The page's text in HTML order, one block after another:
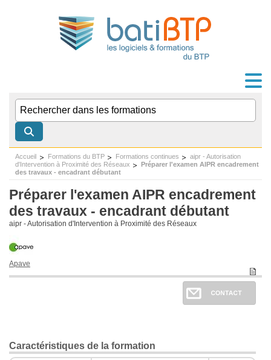
Accueil Formations du BTP Formations continues
aipr - Autorisation
d'Intervention à Proximité des Réseaux
Préparer l'examen AIPR encadrement
des travaux - encadrant débutant
Préparer l'examen AIPR encadrement
des travaux - encadrant débutant
aipr - Autorisation d'Intervention à Proximité des Réseaux
Apave
Caractéristiques de la formation